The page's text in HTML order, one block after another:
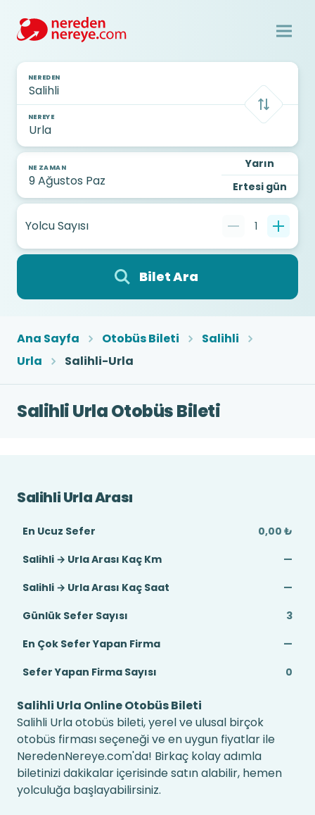
NEREDEN
NEREYE
NE ZAMAN
Yarın
Ertesi gün
Yolcu Sayısı 1
Bilet Ara
Ana Sayfa Otobüs Bileti
Salihli
Urla
Salihli-Urla
Salihli Urla Otobüs Bileti
Salihli Urla Arası
En Ucuz Sefer
0,00 ₺
Salihli → Urla Arası Kaç Km
—
Salihli → Urla Arası Kaç Saat
—
Günlük Sefer Sayısı
3
En Çok Sefer Yapan Firma
—
Sefer Yapan Firma Sayısı
0
Salihli Urla Online Otobüs Bileti
Salihli Urla otobüs bileti, yerel ve ulusal birçok
otobüs firması seçeneği ve en uygun fiyatlar ile
NeredenNereye.com'da! Birkaç kolay adımla
biletinizi dakikalar içerisinde satın alabilir, hemen
yolculuğa başlayabilirsiniz.